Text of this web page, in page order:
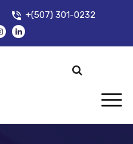
+(507) 301-0232